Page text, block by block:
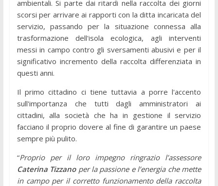
ambientali. Si parte dai ritardi nella raccolta dei giorni
scorsi per arrivare ai rapporti con la ditta incaricata del
servizio, passando per la situazione connessa alla
trasformazione dell'isola ecologica, agli interventi
messi in campo contro gli sversamenti abusivi e per il
significativo incremento della raccolta differenziata in
questi anni.
Il primo cittadino ci tiene tuttavia a porre l'accento
sull'importanza che tutti dagli amministratori ai
cittadini, alla società che ha in gestione il servizio
facciano il proprio dovere al fine di garantire un paese
sempre più pulito.
“Proprio per il loro impegno ringrazio l’assessore
Caterina Tizzanoper la passione e l’energia che mette
in campo per il corretto funzionamento della raccolta